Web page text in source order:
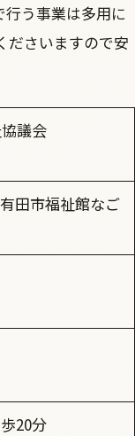
う事業は多用に
ださいますので安
議会
田市福祉館なご
20分